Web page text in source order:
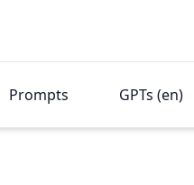
Prompts GPTs (en)